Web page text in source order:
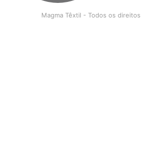
Magma Têxtil - Todos os